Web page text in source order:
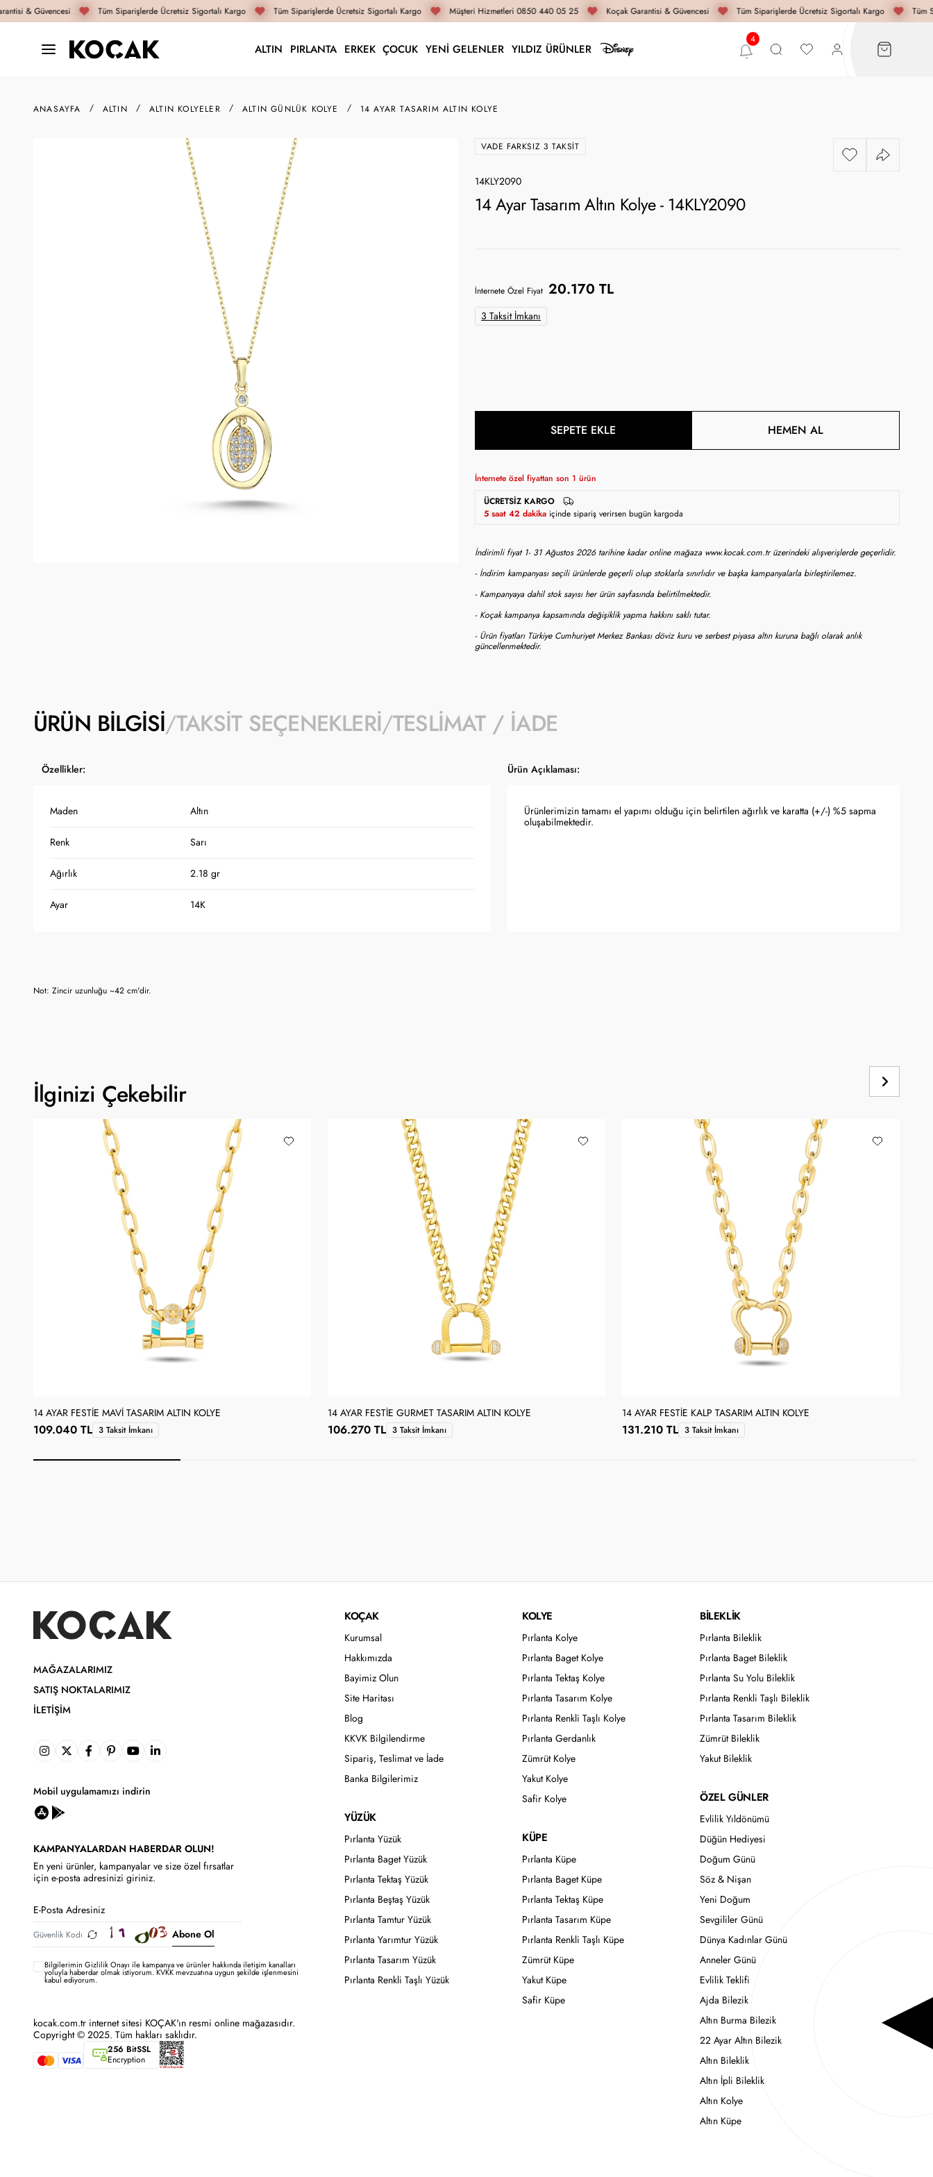
& Güvencesi Tüm Siparişlerde Ücretsiz Sigortalı Kargo Tüm Siparişlerde Ücretsiz Sigortalı Kargo Müşteri Hizmetleri 0850 440 05 25 Koçak Garantisi & Güvencesi Tüm Siparişlerde Ücretsiz Sigortalı Kargo Tüm
ALTIN PIRLANTA ERKEK ÇOCUK YENİ GELENLER YILDIZ ÜRÜNLER
ANASAYFA ALTIN ALTIN KOLYELER ALTIN GÜNLÜK KOLYE 14 AYAR TASARIM ALTIN KOLYE
VADE FARKSIZ 3 TAKSIT
14KLY2090
14 Ayar Tasarım Altın Kolye - 14KLY2090
İnternete Özel Fiyat 20.170 TL
3 Taksit İmkanı
SEPETE EKLE HEMEN AL
İnternete özel fiyattan son 1 ürün
ÜCRETSIZ KARGO
5 saat 42 dakika içinde sipariş verirsen bugün kargoda
İndirimli fiyat 1- 31 Ağustos 2026 tarihine kadar online mağaza www.kocak.com.tr üzerindeki alışverişlerde geçerlidir.
- İndirim kampanyası seçili ürünlerde geçerli olup stoklarla sınırlıdır ve başka kampanyalarla birleştirilemez.
- Kampanyaya dahil stok sayısı her ürün sayfasında belirtilmektedir.
- Koçak kampanya kapsamında değişiklik yapma hakkını saklı tutar.
- Ürün fiyatları Türkiye Cumhuriyet Merkez Bankası döviz kuru ve serbest piyasa altın kuruna bağlı olarak anlık
güncellenmektedir.
ÜRÜN BILGISI TAKSIT SEÇENEKLERI TESLIMAT / İADE
Özellikler: Ürün Açıklaması:
Maden Altın
Renk Sarı
Ağırlık 2.18 gr
Ayar 14K
Ürünlerimizin tamamı el yapımı olduğu için belirtilen ağırlık ve karatta (+/-) %5 sapma
oluşabilmektedir.
Not: Zincir uzunluğu ~42 cm'dir.
İlginizi Çekebilir
14 AYAR FESTIE MAVI TASARIM ALTIN KOLYE
109.040 TL 3 Taksit İmkanı
14 AYAR FESTIE GURMET TASARIM ALTIN KOLYE
106.270 TL 3 Taksit İmkanı
14 AYAR FESTIE KALP TASARIM ALTIN KOLYE
131.210 TL 3 Taksit İmkanı
MAĞAZALARIMIZ
SATIŞ NOKTALARIMIZ
İLETIŞIM
Mobil uygulamamızı indirin
KAMPANYALARDAN HABERDAR OLUN!
En yeni ürünler, kampanyalar ve size özel fırsatlar
için e-posta adresinizi giriniz.
Abone Ol
Bilgilerimin Gizlilik Onayı ile kampanya ve ürünler hakkında iletişim kanalları
yoluyla haberdar olmak istiyorum.KVKK mevzuatına uygun şekilde işlenmesini
kabul ediyorum.
kocak.com.tr internet sitesi KOÇAK'ın resmi online mağazasıdır.
Copyright © 2025. Tüm hakları saklıdır.
256 BitSSL
Encryption
KOÇAK
Kurumsal
Hakkımızda
Bayimiz Olun
Site Haritası
Blog
KKVK Bilgilendirme
Sipariş, Teslimat ve İade
Banka Bilgilerimiz
YÜZÜK
Pırlanta Yüzük
Pırlanta Baget Yüzük
Pırlanta Tektaş Yüzük
Pırlanta Beştaş Yüzük
Pırlanta Tamtur Yüzük
Pırlanta Yarımtur Yüzük
Pırlanta Tasarım Yüzük
Pırlanta Renkli Taşlı Yüzük
KOLYE
Pırlanta Kolye
Pırlanta Baget Kolye
Pırlanta Tektaş Kolye
Pırlanta Tasarım Kolye
Pırlanta Renkli Taşlı Kolye
Pırlanta Gerdanlık
Zümrüt Kolye
Yakut Kolye
Safir Kolye
KÜPE
Pırlanta Küpe
Pırlanta Baget Küpe
Pırlanta Tektaş Küpe
Pırlanta Tasarım Küpe
Pırlanta Renkli Taşlı Küpe
Zümrüt Küpe
Yakut Küpe
Safir Küpe
BİLEKLİK
Pırlanta Bileklik
Pırlanta Baget Bileklik
Pırlanta Su Yolu Bileklik
Pırlanta Renkli Taşlı Bileklik
Pırlanta Tasarım Bileklik
Zümrüt Bileklik
Yakut Bileklik
ÖZEL GÜNLER
Evlilik Yıldönümü
Düğün Hediyesi
Doğum Günü
Söz & Nişan
Yeni Doğum
Sevgililer Günü
Dünya Kadınlar Günü
Anneler Günü
Evlilik Teklifi
Ajda Bilezik
Altın Burma Bilezik
22 Ayar Altın Bilezik
Altın Bileklik
Altın İpli Bileklik
Altın Kolye
Altın Küpe